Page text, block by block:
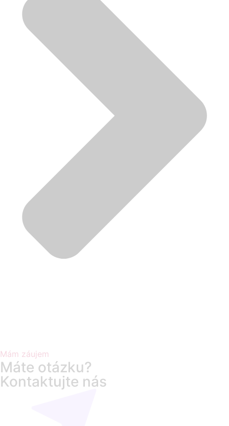
Mám záujem
Máte otázku?
Kontaktujte nás